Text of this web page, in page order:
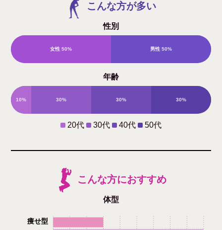
こんな方が多い
性別
女性 50% 男性 50%
年齢
10% 30% 30% 30%
20代 30代 40代 50代
こんな方におすすめ
体型
痩せ型